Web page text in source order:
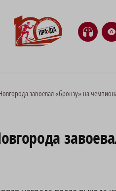
H e
завоевал «бронзу» на